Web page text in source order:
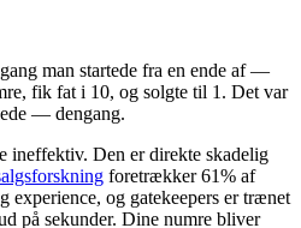
man startede fra en ende af —
fik fat i 10, og solgte til 1. Det var
— dengang.
ineffektiv. Den er direkte skadelig
foretrækker 61% af
experience, og gatekeepers er trænet
på sekunder. Dine numre bliver